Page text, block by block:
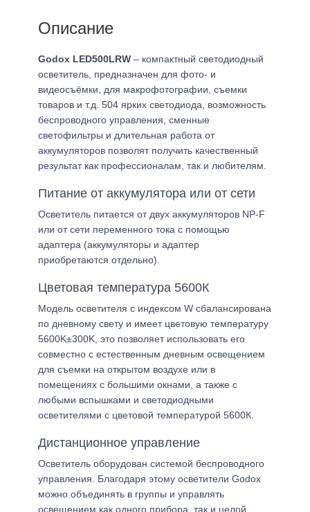
Описание
Godox LED500LRW – компактный светодиодный
осветитель, предназначен для фото- и
видеосъёмки, для макрофотографии, съемки
товаров и т.д. 504 ярких светодиода, возможность
беспроводного управления, сменные
светофильтры и длительная работа от
аккумуляторов позволят получить качественный
результат как профессионалам, так и любителям.
Питание от аккумулятора или от сети
Осветитель питается от двух аккумуляторов NP-F
или от сети переменного тока с помощью
адаптера (аккумуляторы и адаптер
приобретаются отдельно).
Цветовая температура 5600К
Модель осветителя с индексом W сбалансирована
по дневному свету и имеет цветовую температуру
5600K±300K, это позволяет использовать его
совместно с естественным дневным освещением
для съемки на открытом воздухе или в
помещениях с большими окнами, а также с
любыми вспышками и светодиодными
осветителями с цветовой температурой 5600К.
Дистанционное управление
Осветитель оборудован системой беспроводного
управления. Благодаря этому осветители Godox
можно объединять в группы и управлять
освещением как одного прибора, так и целой